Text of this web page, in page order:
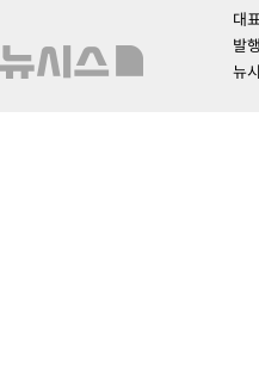
대
발
뉴